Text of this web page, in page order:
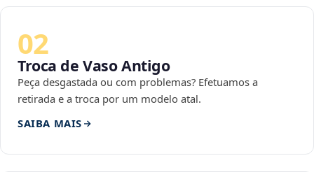
02
Troca de Vaso Antigo
Peça desgastada ou com problemas? Efetuamos a
retirada e a troca por um modelo atal.
SAIBA MAIS